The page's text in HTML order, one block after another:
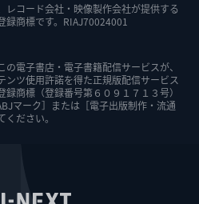
レコード会社・映像製作会社が提供する
録商標です。RIAJ70024001
の電子書店・電子書籍配信サービスが、
ンツ使用許諾を得た正規版配信サービス
録商標（登録番号第６０９１７１３号）
マーク］または［電子出版制作・流通
ださい。